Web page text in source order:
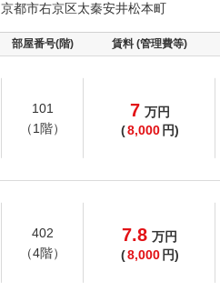
京都市右京区太秦安井松本町
部屋番号(階) 賃料 (管理費等)
101
（1階）
7 万円
(8,000 円)
402
（4階）
7.8 万円
(8,000 円)